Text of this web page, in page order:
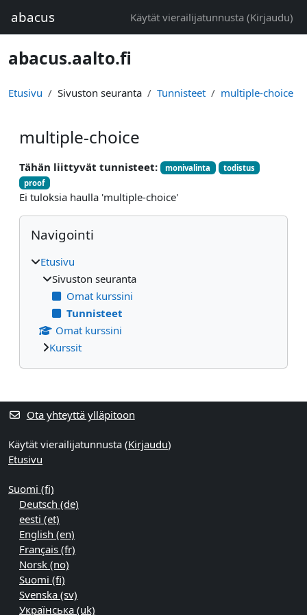
abacus Käytät vierailijatunnusta (Kirjaudu)
abacus.aalto.fi
Etusivu Sivuston seuranta Tunnisteet multiple-choice
multiple-choice
Tähän liittyvät tunnisteet: monivalinta
todistus
proof
Ei tuloksia haulla 'multiple-choice'
Lohkot
Ohita Navigointi
Navigointi
Etusivu
Sivuston seuranta
Omat kurssini
Tunnisteet
Omat kurssini
Kurssit
Täydentävät lohkot
Ota yhteyttä ylläpitoon
Käytät vierailijatunnusta (Kirjaudu)
Etusivu
Suomi ‎(fi)‎
Deutsch ‎(de)‎
eesti ‎(et)‎
English ‎(en)‎
Français ‎(fr)‎
Norsk ‎(no)‎
Suomi ‎(fi)‎
Svenska ‎(sv)‎
Українська ‎(uk)‎